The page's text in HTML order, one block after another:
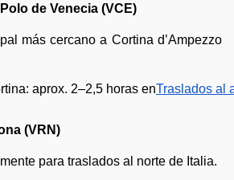
de Venecia (VCE)
más cercano a Cortina d’Ampezzo
aprox. 2–2,5 horas enTraslados al
(VRN)
para traslados al norte de Italia.